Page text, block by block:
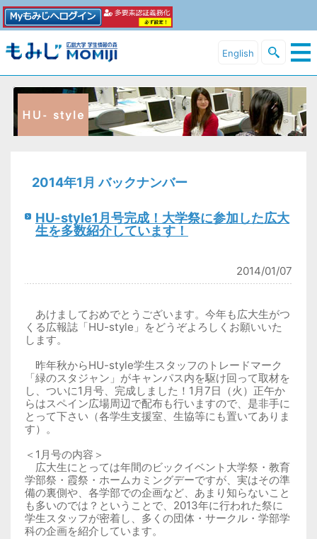
English
2014年1月 バックナンバー
HU-style1月号完成！大学祭に参加した広大
生を多数紹介しています！
2014/01/07
あけましておめでとうございます。今年も広大生がつ
くる広報誌「HU-style」をどうぞよろしくお願いいた
します。
昨年秋からHU-style学生スタッフのトレードマーク
「緑のスタジャン」がキャンパス内を駆け回って取材を
し、ついに1月号、完成しました！1月7日（火）正午か
らはスペイン広場周辺で配布も行いますので、是非手に
とって下さい（各学生支援室、生協等にも置いてありま
す）。
＜1月号の内容＞
広大生にとっては年間のビックイベント大学祭・教育
学部祭・霞祭・ホームカミングデーですが、実はその準
備の裏側や、各学部での企画など、あまり知らないこと
も多いのでは？ということで、2013年に行われた祭に
学生スタッフが密着し、多くの団体・サークル・学部学
科の企画を紹介しています。